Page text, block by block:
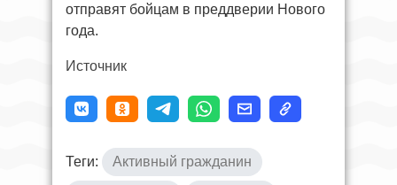
отправят бойцам в преддверии Нового
года.
Источник
Теги: Активный гражданин